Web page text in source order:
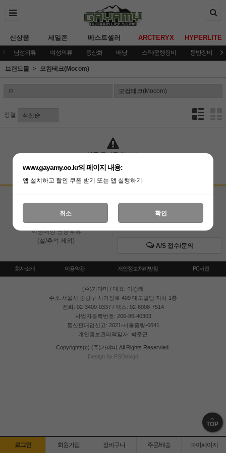
신상품 세일존 베스트셀러 ARCTERYX HYPERLITE
남성의류 여성의류 등산화 배낭 스틱/운행장비 등반장비
브랜드몰 모컴테크(Mocom)
정렬
상품 준비중 입니다.
고객상담센터
온라인 : 02-3409-0337
직영매장 : 02-3409-0339
직영매장 연중무휴
(설/추석 제외)
입금계좌안내
국민은행 051001-04-100255
A/S 접수/문의
회사소개 이용약관 개인정보처리방침 PC버전
(주)가야미 / 대표: 이강래
주소:서울시 중랑구 사가정로 409 대도빌딩 지하 1층
전화: 02-3409-0337 / 팩스: 02-6008-7514
사업자등록번호: 206-86-40303
통신판매업신고: 2021-서울중랑-0641
개인정보관리책임자: 박준근
Copyrights(c) (주)가야미 All Rights Reservied.
Design by PSDesign
TOP
로그인 회원가입 장바구니 주문/배송 마이페이지
www.gayamy.co.kr의 페이지 내용:
앱 설치하고 할인 쿠폰 받기 또는 앱 실행하기
취소 확인